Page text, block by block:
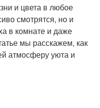
и цвета в любое
смотрятся, но и
в комнате и даже
мы расскажем, как
атмосферу уюта и